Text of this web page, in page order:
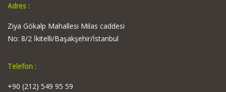
Adres :
Ziya Gökalp Mahallesi Milas caddesi
No: 8/2 İkitelli/Başakşehir/İstanbul
Telefon :
+90 (212) 549 95 59